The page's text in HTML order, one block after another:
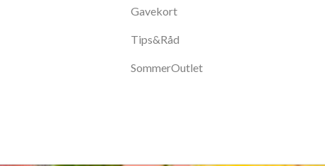
Gavekort
Tips&Råd
SommerOutlet